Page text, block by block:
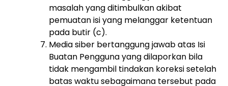
masalah yang ditimbulkan akibat
pemuatan isi yang melanggar ketentuan
pada butir (c).
Media siber bertanggung jawab atas Isi
Buatan Pengguna yang dilaporkan bila
tidak mengambil tindakan koreksi setelah
batas waktu sebagaimana tersebut pada